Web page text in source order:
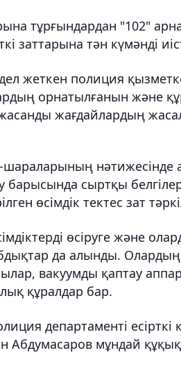
тұрғындардан "102"
заттарына тән күмәнді
жеткен полиция
орнатылғанын және
жасанды жағдайлардың
шараларының
барысында сыртқы
өсімдік тектес зат
өсіруге және
да алынды.
вакуумды қаптау
құралдар бар.
департаменті
Абдумасаров мұндай